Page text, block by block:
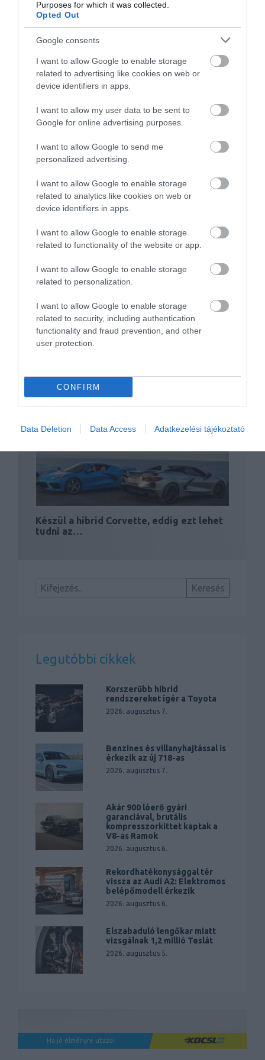
Purposes for which it was collected.
Opted Out
Google consents
I want to allow Google to enable storage
related to advertising like cookies on web or
device identifiers in apps.
I want to allow my user data to be sent to
Google for online advertising purposes.
I want to allow Google to send me
personalized advertising.
I want to allow Google to enable storage
related to analytics like cookies on web or
device identifiers in apps.
I want to allow Google to enable storage
related to functionality of the website or app.
I want to allow Google to enable storage
related to personalization.
I want to allow Google to enable storage
related to security, including authentication
functionality and fraud prevention, and other
user protection.
CONFIRM
Data Deletion Data Access Adatkezelési tájékoztató
Feléledt a szakadékba esett jubileumi
Corvette
Tesztelik a vadonatúj Corvette-et
Elektromos Corvette a láthatáron? A
gyártó a…
Ismét elérhetővé tette a nagyobb hátsó
szárnyat a GM…
Készül a hibrid Corvette, eddig ezt lehet
tudni az…
Legutóbbi cikkek
Korszerűbb hibrid
rendszereket ígér a Toyota
2026. augusztus 7.
Benzines és villanyhajtással is
érkezik az új 718-as
2026. augusztus 7.
Akár 900 lóerő gyári
garanciával, brutális
kompresszorkittet kaptak a
V8-as Ramok
2026. augusztus 6.
Rekordhatékonysággal tér
vissza az Audi A2: Elektromos
belépőmodell érkezik
2026. augusztus 6.
Elszabaduló lengőkar miatt
vizsgálnak 1,2 millió Teslát
2026. augusztus 5.
Ha jó élményre utazol